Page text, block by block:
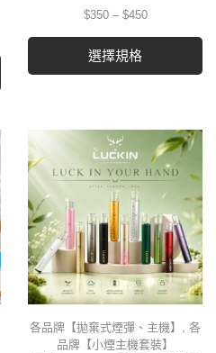
$350 – $450
選擇規格
各品牌【拋棄式煙彈、主機】
各
品牌【小煙主機套裝】